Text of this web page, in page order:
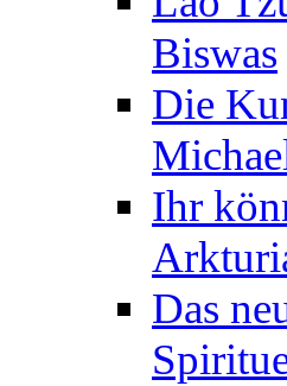
Biswas
Die
Ihr
Das